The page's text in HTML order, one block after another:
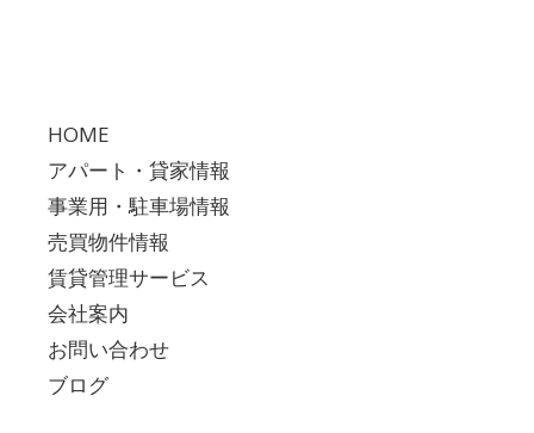
HOME
アパート・貸家情報
事業用・駐車場情報
売買物件情報
賃貸管理サービス
会社案内
お問い合わせ
ブログ